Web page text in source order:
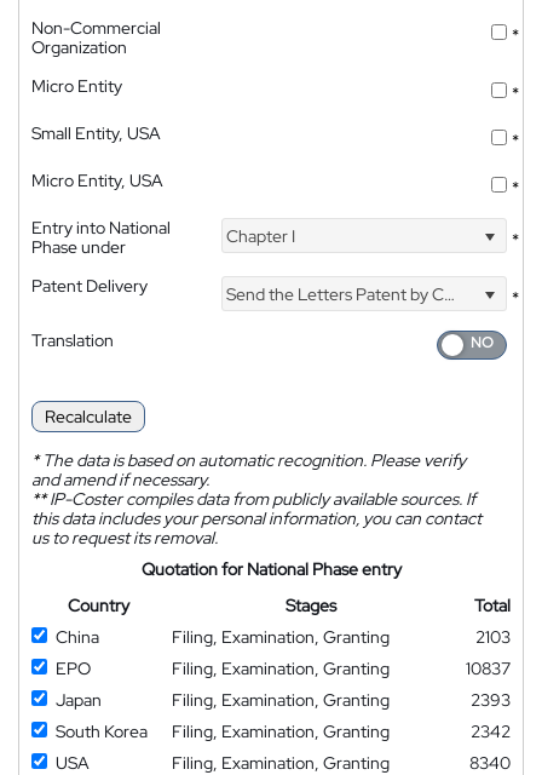
Non-Commercial
Organization
*
Micro Entity
*
Small Entity, USA
*
Micro Entity, USA
*
Entry into National
Phase under
Chapter I *
Patent Delivery Send the Letters Patent by Courier
*
Translation
Recalculate
*The data is based on automatic recognition. Please verify
and amend if necessary.
**IP-Coster compiles data from publicly available sources. If
this data includes your personal information, you can contact
us to request its removal.
Quotation for National Phase entry
Country
Stages
Total
China
Filing, Examination, Granting
2103
EPO
Filing, Examination, Granting
10837
Japan
Filing, Examination, Granting
2393
South Korea
Filing, Examination, Granting
2342
USA
Filing, Examination, Granting
8340